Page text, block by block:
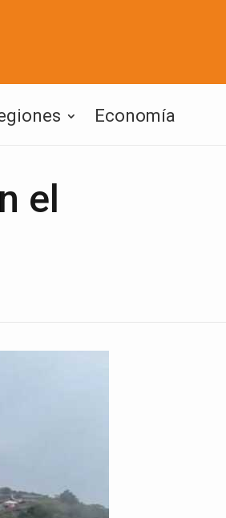
Economía
el